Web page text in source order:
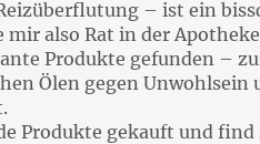
– ist ein
mir also Rat in der
Produkte gefunden –
Ölen gegen Unwohlsein
Produkte gekauft und